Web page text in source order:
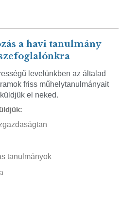
a havi tanulmány
levelünkben az általad
friss műhelytanulmányait
küldjük el neked.
tanulmányok